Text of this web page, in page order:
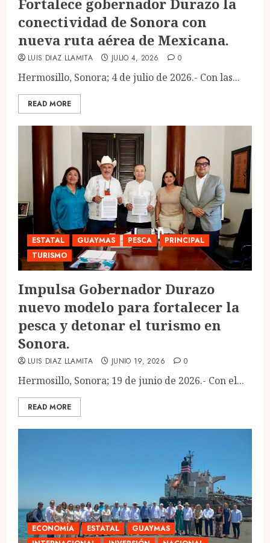
Fortalece gobernador Durazo la
conectividad de Sonora con
nueva ruta aérea de Mexicana.
LUIS DIAZ LLAMITA JULIO 4, 2026 0
Hermosillo, Sonora; 4 de julio de 2026.- Con las...
READ MORE
ESTATAL GUAYMAS PESCA
PRINCIPAL
TURISMO
Impulsa Gobernador Durazo
nuevo modelo para fortalecer la
pesca y detonar el turismo en
Sonora.
LUIS DIAZ LLAMITA JUNIO 19, 2026 0
Hermosillo, Sonora; 19 de junio de 2026.- Con el...
READ MORE
ECONOMÍA ESTATAL
GUAYMAS